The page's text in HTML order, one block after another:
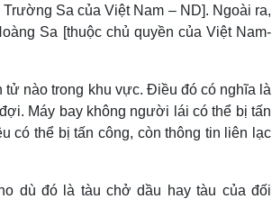
Sa của Việt Nam – ND]. Ngoài ra,
Sa [thuộc chủ quyền của Việt Nam-
tử nào trong khu vực. Điều đó có nghĩa là
Máy bay không người lái có thể bị tấn
có thể bị tấn công, còn thông tin liên lạc
dù đó là tàu chở dầu hay tàu của đối